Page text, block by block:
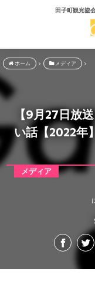
田子町観光協
ホーム メディア
【9月27日放
い話【2022年】
メディア